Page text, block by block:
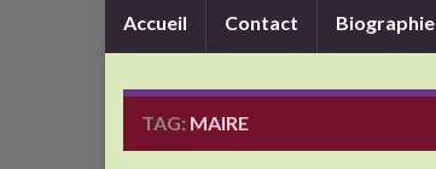
Accueil Contact Biographie
TAG: MAIRE